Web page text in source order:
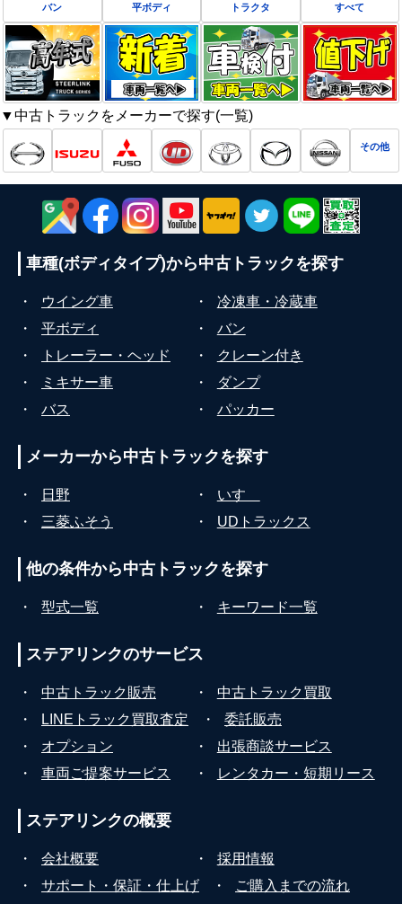
バン 平ボディ トラクタ すべて
▼中古トラックをメーカーで探す(一覧)
その他
車種(ボディタイプ)から中古トラックを探す
・ ウイング車 ・
冷凍車・冷蔵車
・
平ボディ ・
バン
・
トレーラー・ヘッド ・
クレーン付き
・
ミキサー車 ・
ダンプ
・
バス ・ パッカー
メーカーから中古トラックを探す
・ 日野 ・
いすゞ
・
三菱ふそう ・ UDトラックス
他の条件から中古トラックを探す
・ 型式一覧 ・ キーワード一覧
ステアリンクのサービス
・ 中古トラック販売 ・
中古トラック買取
・
LINEトラック買取査定 ・
委託販売
・
オプション ・
出張商談サービス
・
車両ご提案サービス ・ レンタカー・短期リース
ステアリンクの概要
・ 会社概要 ・
採用情報
・
サポート・保証・仕上げ ・ ご購入までの流れ